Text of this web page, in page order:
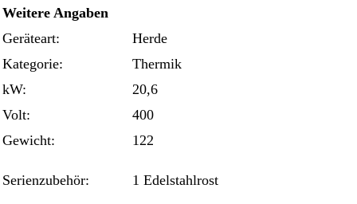
Weitere Angaben
Geräteart:
Herde
Kategorie:
Thermik
kW:
20,6
Volt:
400
Gewicht:
122
Serienzubehör: 1 Edelstahlrost